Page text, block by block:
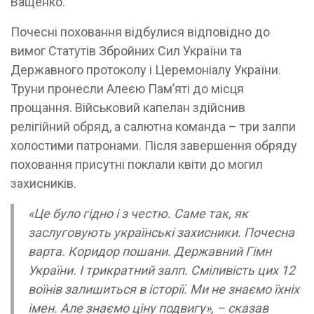
Почесні поховання відбулися відповідно до
вимог Статутів Збройних Сил України та
Державного протоколу і Церемоніалу України.
Труни пронесли Алеєю Пам’яті до місця
прощання. Військовий капелан здійснив
релігійний обряд, а салютна команда – три залпи
холостими патронами. Після завершення обряду
поховання присутні поклали квіти до могил
захисників.
«Це було гідно і з честю. Саме так, як
заслуговують українські захисники. Почесна
варта. Коридор пошани. Державний Гімн
України. І трикратний залп. Сміливість цих 12
воїнів залишиться в історії. Ми не знаємо їхніх
імен. Але знаємо ціну подвигу», – сказав